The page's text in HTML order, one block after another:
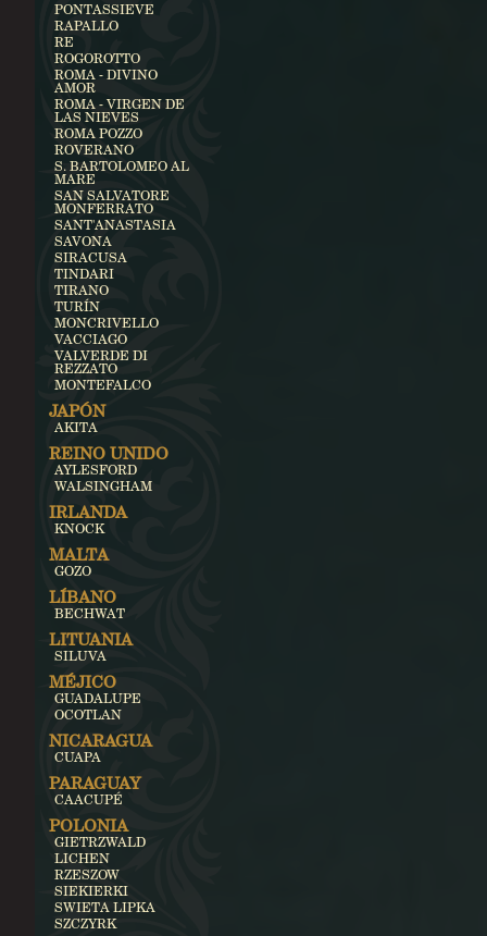
PONTASSIEVE
RAPALLO
RE
ROGOROTTO
ROMA - DIVINO
AMOR
ROMA - VIRGEN DE
LAS NIEVES
ROMA POZZO
ROVERANO
S. BARTOLOMEO AL
MARE
SAN SALVATORE
MONFERRATO
SANT'ANASTASIA
SAVONA
SIRACUSA
TINDARI
TIRANO
TURÍN
MONCRIVELLO
VACCIAGO
VALVERDE DI
REZZATO
MONTEFALCO
JAPÓN
AKITA
REINO UNIDO
AYLESFORD
WALSINGHAM
IRLANDA
KNOCK
MALTA
GOZO
LÍBANO
BECHWAT
LITUANIA
SILUVA
MÉJICO
GUADALUPE
OCOTLAN
NICARAGUA
CUAPA
PARAGUAY
CAACUPÉ
POLONIA
GIETRZWALD
LICHEN
RZESZOW
SIEKIERKI
SWIETA LIPKA
SZCZYRK